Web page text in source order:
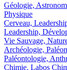
Géologie,
Physique
Cerveau,
Leadership,
Vie Sauvage,
Archéologie,
Paléontologie,
Chimie, Labos